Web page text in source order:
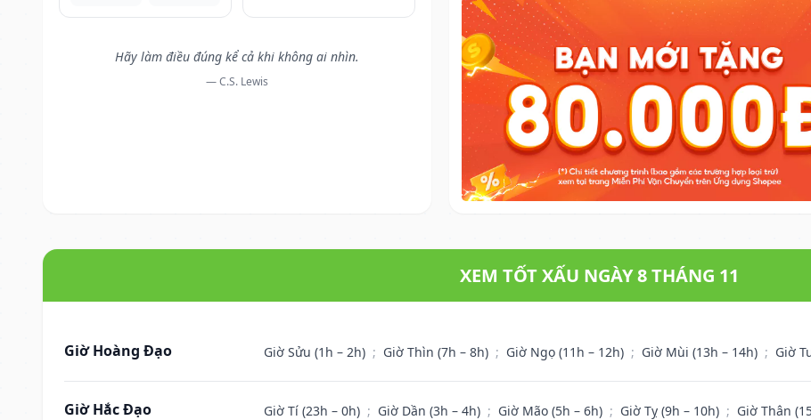
Hãy làm điều đúng kể cả khi không ai nhìn.
— C.S. Lewis
XEM TỐT XẤU NGÀY 8 THÁNG 11
Giờ Hoàng Đạo Giờ Sửu (1h – 2h) ; Giờ Thìn (7h – 8h) ; Giờ Ngọ (11h – 12h) ; Giờ Mùi (13h – 14h) ; Giờ
Giờ Hắc Đạo Giờ Tí (23h – 0h) ; Giờ Dần (3h – 4h) ; Giờ Mão (5h – 6h) ; Giờ Tỵ (9h – 10h) ; Giờ Thân